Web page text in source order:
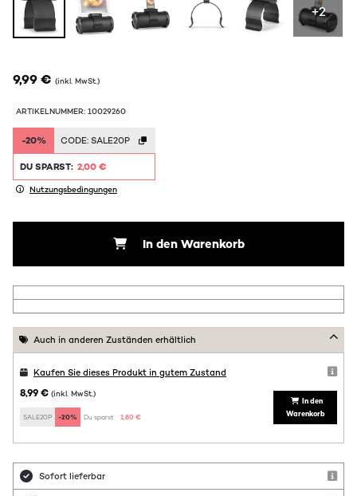
+2
9,99 € (inkl. MwSt.)
ARTIKELNUMMER: 10029260
-20% CODE: SALE20P
DU SPARST: 2,00 €
Nutzungsbedingungen
In den Warenkorb
Auch in anderen Zuständen erhältlich
Kaufen Sie dieses Produkt in gutem Zustand
8,99 € (inkl. MwSt.)
SALE20P -20% Du sparst: 1,80 €
In den
Warenkorb
Sofort lieferbar